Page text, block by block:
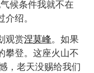
候条件我就不在
介绍。
观赏涅莫峰。如果
攀登。这座火山不
，老天没赐给我们